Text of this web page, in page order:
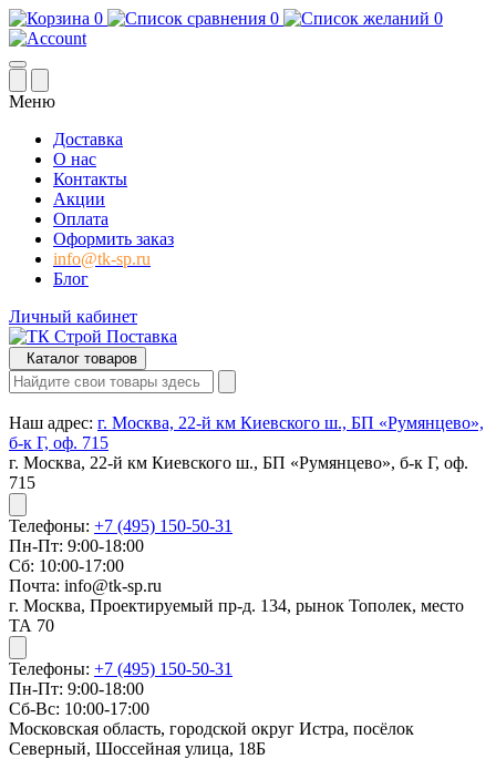
0 0 0
Меню
Доставка
О нас
Контакты
Акции
Оплата
Оформить заказ
info@tk-sp.ru
Блог
Личный кабинет
Каталог товаров
Наш адрес: г. Москва, 22-й км Киевского ш., БП «Румянцево»,
б-к Г, оф. 715
г. Москва, 22-й км Киевского ш., БП «Румянцево», б-к Г, оф.
715
Телефоны: +7 (495) 150-50-31
Пн-Пт: 9:00-18:00
Сб: 10:00-17:00
Почта: info@tk-sp.ru
г. Москва, Проектируемый пр-д. 134, рынок Тополек, место
ТА 70
Телефоны: +7 (495) 150-50-31
Пн-Пт: 9:00-18:00
Сб-Вс: 10:00-17:00
Московская область, городской округ Истра, посёлок
Северный, Шоссейная улица, 18Б